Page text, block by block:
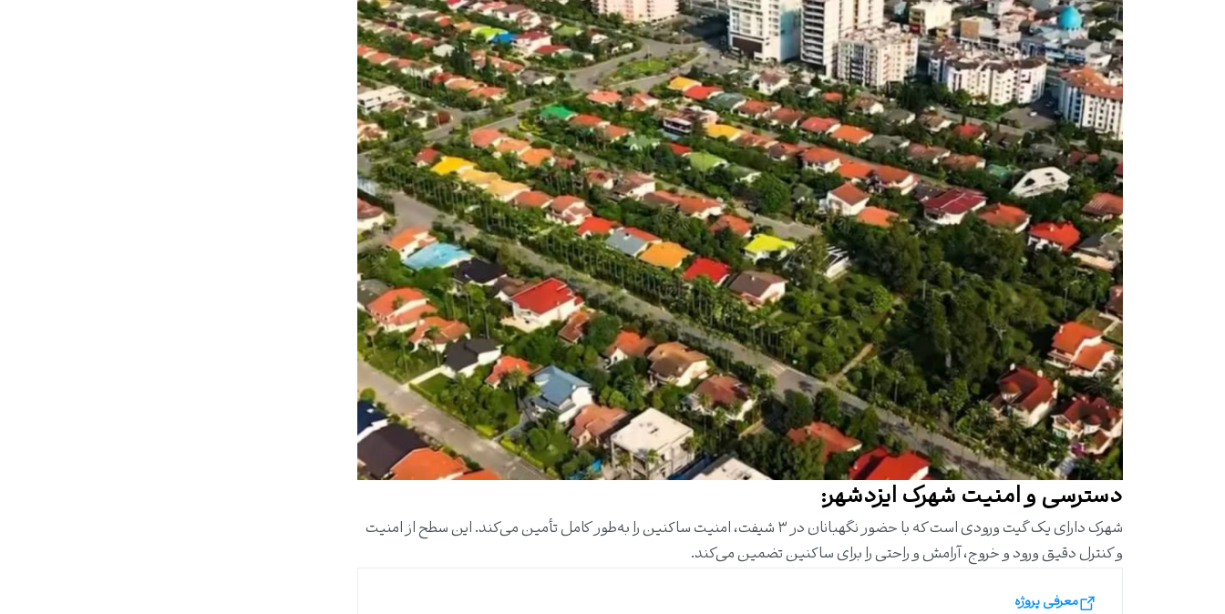
دسترسی و امنیت شهرک ایزدشهر:
شهرک دارای یک گیت ورودی است که با حضور نگهبانان در ۳ شیفت، امنیت ساکنین را به‌طور کامل تأمین می‌کند. این سطح از امنیت
و کنترل دقیق ورود و خروج، آرامش و راحتی را برای ساکنین تضمین می‌کند.
معرفی پروژه